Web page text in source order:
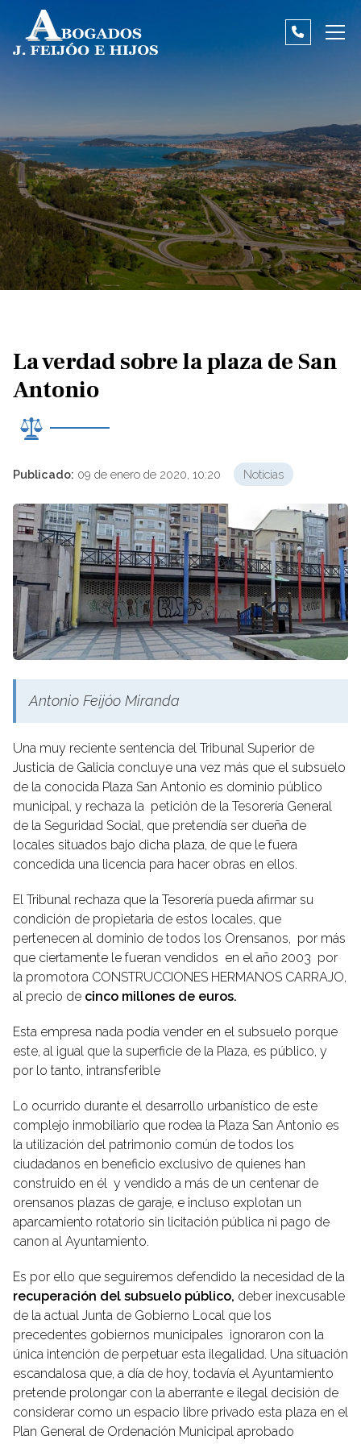
La verdad sobre la plaza de San
Antonio
Publicado: 09 de enero de 2020, 10:20 Noticias
Antonio Feijóo Miranda
Una muy reciente sentencia del Tribunal Superior de
Justicia de Galicia concluye una vez más que el subsuelo
de la conocida Plaza San Antonio es dominio público
municipal, y rechaza la petición de la Tesorería General
de la Seguridad Social, que pretendía ser dueña de
locales situados bajo dicha plaza, de que le fuera
concedida una licencia para hacer obras en ellos.
El Tribunal rechaza que la Tesorería pueda afirmar su
condición de propietaria de estos locales, que
pertenecen al dominio de todos los Orensanos, por más
que ciertamente le fueran vendidos en el año 2003 por
la promotora CONSTRUCCIONES HERMANOS CARRAJO,
al precio de cinco millones de euros.
Esta empresa nada podía vender en el subsuelo porque
este, al igual que la superficie de la Plaza, es público, y
por lo tanto, intransferible
Lo ocurrido durante el desarrollo urbanístico de este
complejo inmobiliario que rodea la Plaza San Antonio es
la utilización del patrimonio común de todos los
ciudadanos en beneficio exclusivo de quienes han
construido en él y vendido a más de un centenar de
orensanos plazas de garaje, e incluso explotan un
aparcamiento rotatorio sin licitación pública ni pago de
canon al Ayuntamiento.
Es por ello que seguiremos defendido la necesidad de la
recuperación del subsuelo público, deber inexcusable
de la actual Junta de Gobierno Local que los
precedentes gobiernos municipales ignoraron con la
única intención de perpetuar esta ilegalidad. Una situación
escandalosa que, a día de hoy, todavía el Ayuntamiento
pretende prolongar con la aberrante e ilegal decisión de
considerar como un espacio libre privado esta plaza en el
Plan General de Ordenación Municipal aprobado